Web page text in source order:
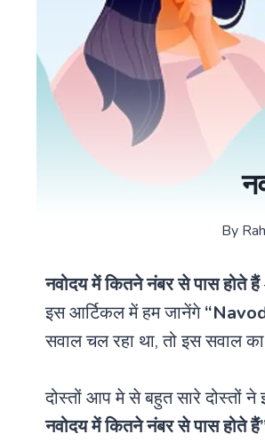
By
नवोदय में कितने नंबर से पास होते हैं
इस आर्टिकल में हम जानेंगे“
सवाल चल रहा था, तो इस सवाल
दोस्तों आप मे से बहुत सारे दोस्तों
नवोदय में कितने नंबर से पास होते